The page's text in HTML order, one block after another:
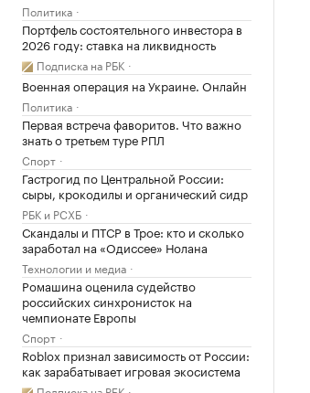
Политика
Портфель состоятельного инвестора в
2026 году: ставка на ликвидность
Подписка на РБК
Военная операция на Украине. Онлайн
Политика
Первая встреча фаворитов. Что важно
знать о третьем туре РПЛ
Спорт
Гастрогид по Центральной России:
сыры, крокодилы и органический сидр
РБК и РСХБ
Скандалы и ПТСР в Трое: кто и сколько
заработал на «Одиссее» Нолана
Технологии и медиа
Ромашина оценила судейство
российских синхронисток на
чемпионате Европы
Спорт
Roblox признал зависимость от России:
как зарабатывает игровая экосистема